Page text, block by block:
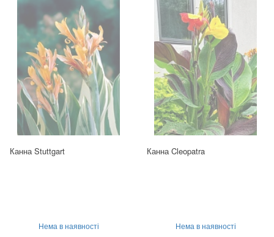
Канна Stuttgart
Нема в наявності
Канна Cleopatra
Нема в наявності